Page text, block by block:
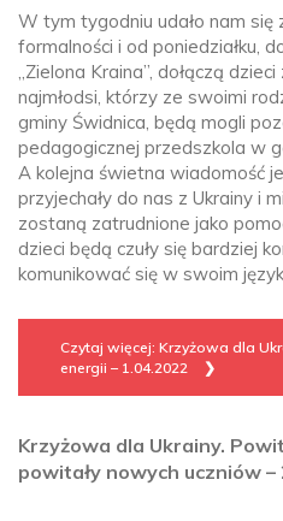
W tym tygodniu udało nam się
formalności i od poniedziałku,
„Zielona Kraina”, dołączą
najmłodsi, którzy ze swoimi
gminy Świdnica, będą mogli
pedagogicznej przedszkola w
A kolejna świetna wiadomość
przyjechały do nas z Ukrainy i
zostaną zatrudnione jako
dzieci będą czuły się bardziej
komunikować się w swoim
Czytaj więcej: Krzyżowa dla
energii – 1.04.2022
Krzyżowa dla Ukrainy.
powitały nowych uczniów –